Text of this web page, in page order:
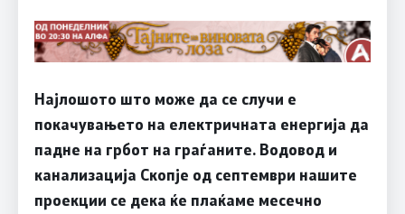
Најлошото што може да се случи е
покачувањето на електричната енергија да
падне на грбот на граѓаните. Водовод и
канализација Скопје од септември нашите
проекции се дека ќе плаќаме месечно